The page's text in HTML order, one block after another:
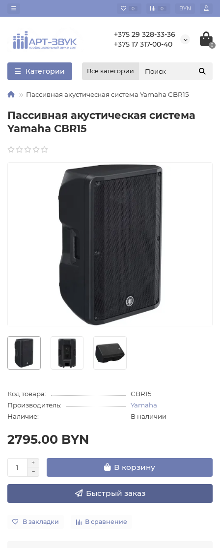
0 0 BYN
+375 29 328-33-36
+375 17 317-00-40
0
Категории Все категории
Пассивная акустическая система Yamaha CBR15
Пассивная акустическая система
Yamaha CBR15
Код товара:
CBR15
Производитель:
Yamaha
Наличие:
В наличии
2795.00 BYN
В корзину
Быстрый заказ
В закладки В сравнение